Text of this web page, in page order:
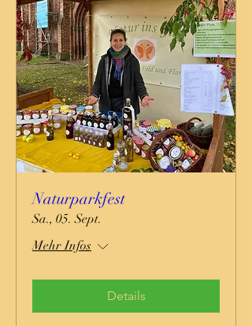
Naturparkfest
Sa., 05. Sept.
Mehr Infos
Details